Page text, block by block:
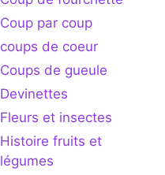
Coup par coup
coups de coeur
Coups de gueule
Devinettes
Fleurs et insectes
Histoire fruits et
légumes